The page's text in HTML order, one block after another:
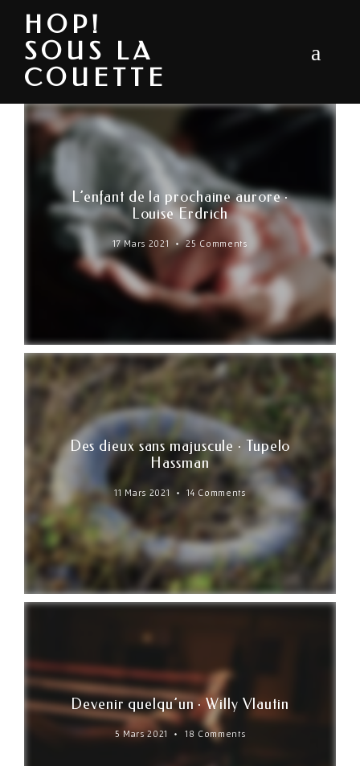
HOP!
SOUS LA
COUETTE
L’enfant de la prochaine aurore ·
Louise Erdrich
17 Mars 2021 25 Comments
Des dieux sans majuscule · Tupelo
Hassman
11 Mars 2021 14 Comments
Devenir quelqu’un · Willy Vlautin
5 Mars 2021 18 Comments